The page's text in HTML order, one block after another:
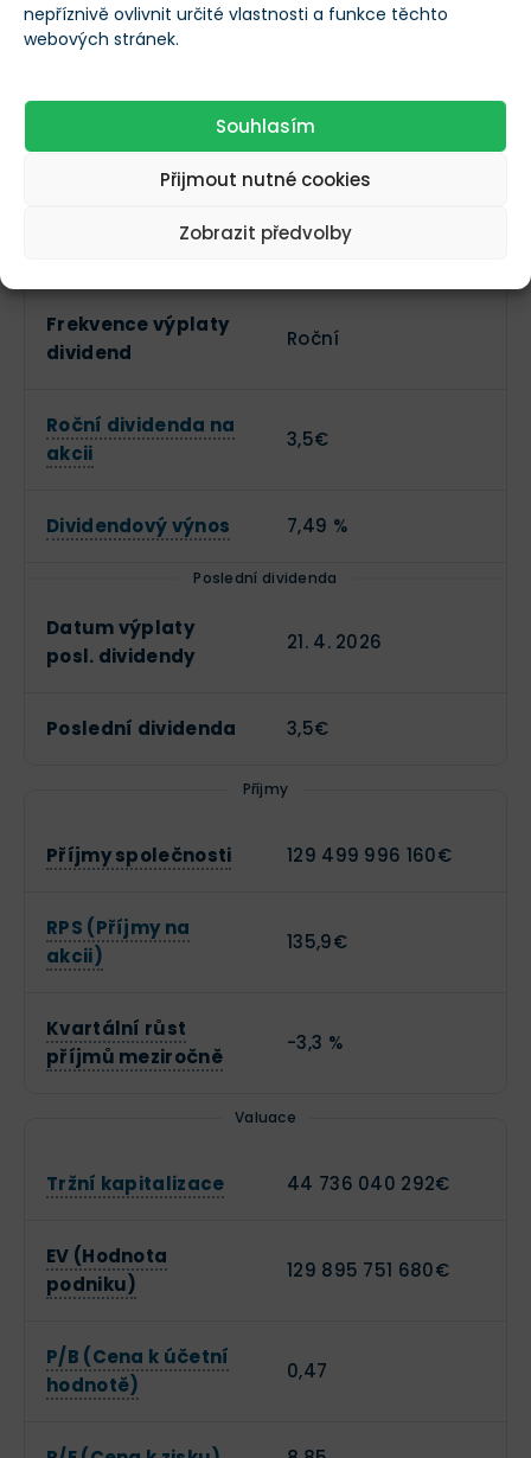
nepříznivě ovlivnit určité vlastnosti a funkce těchto
webových stránek.
Souhlasím
Přijmout nutné cookies
Zobrazit předvolby
Zaměstnanci
Vedení společnosti --
Dividendy
Frekvence výplaty
dividend
Roční
Roční dividenda na
akcii
3,5€
Dividendový výnos 7,49 %
Poslední dividenda
Datum výplaty
posl. dividendy
21. 4. 2026
Poslední dividenda 3,5€
Příjmy
Příjmy společnosti 129 499 996 160€
RPS (Příjmy na
akcii)
135,9€
Kvartální růst
příjmů meziročně
-3,3 %
Valuace
Tržní kapitalizace 44 736 040 292€
EV (Hodnota
podniku)
129 895 751 680€
P/B (Cena k účetní
hodnotě)
0,47